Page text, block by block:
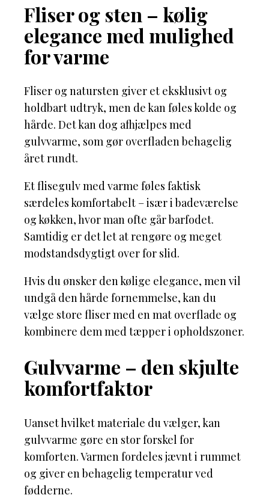
Fliser og sten – kølig
elegance med mulighed
for varme
Fliser og natursten giver et eksklusivt og
holdbart udtryk, men de kan føles kolde og
hårde. Det kan dog afhjælpes med
gulvvarme, som gør overfladen behagelig
året rundt.
Et flisegulv med varme føles faktisk
særdeles komfortabelt – især i badeværelse
og køkken, hvor man ofte går barfodet.
Samtidig er det let at rengøre og meget
modstandsdygtigt over for slid.
Hvis du ønsker den kølige elegance, men vil
undgå den hårde fornemmelse, kan du
vælge store fliser med en mat overflade og
kombinere dem med tæpper i opholdszoner.
Gulvvarme – den skjulte
komfortfaktor
Uanset hvilket materiale du vælger, kan
gulvvarme gøre en stor forskel for
komforten. Varmen fordeles jævnt i rummet
og giver en behagelig temperatur ved
fødderne.